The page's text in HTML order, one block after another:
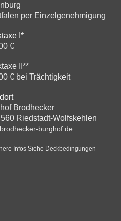
per Einzelgenehmigung
I*
€
II**
€ bei Trächtigkeit
Brodhecker
Riedstadt-Wolfskehlen
burghof.de
Infos Siehe Deckbedingungen